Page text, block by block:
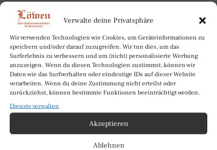
Verwalte deine Privatsphäre
Wir verwenden Technologien wie Cookies, um Geräteinformationen zu
speichern und/oder darauf zuzugreifen. Wir tun dies, um das
Surferlebnis zu verbessern und um (nicht) personalisierte Werbung
anzuzeigen. Wenn du diesen Technologien zustimmst, können wir
Daten wie das Surfverhalten oder eindeutige IDs auf dieser Website
verarbeiten. Wenn du deine Zustimmung nicht erteilst oder
zurückziehst, können bestimmte Funktionen beeinträchtigt werden.
Dienste verwalten
Akzeptieren
Ablehnen